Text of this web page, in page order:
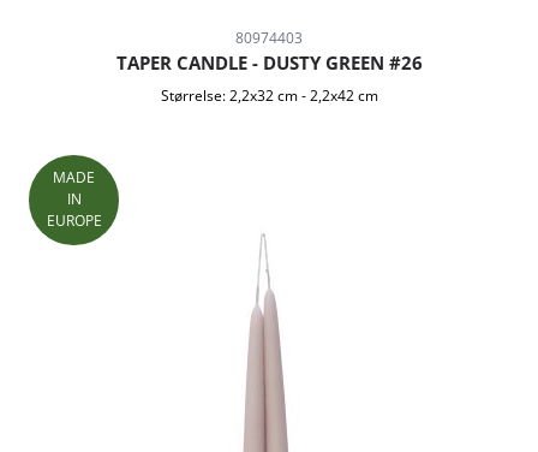
80974403
TAPER CANDLE - DUSTY GREEN #26
Størrelse: 2,2x32 cm -2,2x42 cm
MADE
IN
EUROPE